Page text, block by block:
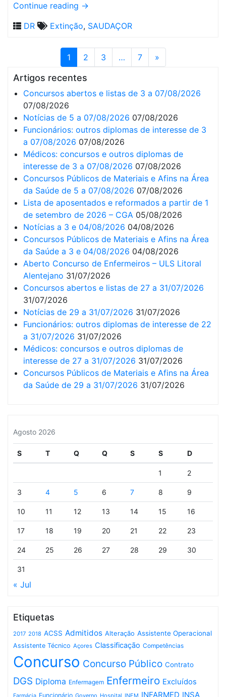
Continue reading →
DR
Extinção, SAUDAÇOR
1 2 3 … 7 »
Artigos recentes
Concursos abertos e listas de 3 a 07/08/2026
07/08/2026
Notícias de 5 a 07/08/2026 07/08/2026
Funcionários: outros diplomas de interesse de 3
a 07/08/2026 07/08/2026
Médicos: concursos e outros diplomas de
interesse de 3 a 07/08/2026 07/08/2026
Concursos Públicos de Materiais e Afins na Área
da Saúde de 5 a 07/08/2026 07/08/2026
Lista de aposentados e reformados a partir de 1
de setembro de 2026 – CGA 05/08/2026
Notícias a 3 e 04/08/2026 04/08/2026
Concursos Públicos de Materiais e Afins na Área
da Saúde a 3 e 04/08/2026 04/08/2026
Aberto Concurso de Enfermeiros – ULS Litoral
Alentejano 31/07/2026
Concursos abertos e listas de 27 a 31/07/2026
31/07/2026
Notícias de 29 a 31/07/2026 31/07/2026
Funcionários: outros diplomas de interesse de 22
a 31/07/2026 31/07/2026
Médicos: concursos e outros diplomas de
interesse de 27 a 31/07/2026 31/07/2026
Concursos Públicos de Materiais e Afins na Área
da Saúde de 29 a 31/07/2026 31/07/2026
Agosto 2026
S T Q Q S S D
1 2
3 4 5 6 7 8 9
10 11 12 13 14 15 16
17 18 19 20 21 22 23
24 25 26 27 28 29 30
31
« Jul
Etiquetas
2017 2018 ACSS Admitidos Alteração Assistente Operacional
Assistente Técnico Açores Classificação Competências
Concurso Concurso Público Contrato
DGS Diploma Enfermagem Enfermeiro Excluídos
Funcionário Governo Hospital INEM INFARMED INSA